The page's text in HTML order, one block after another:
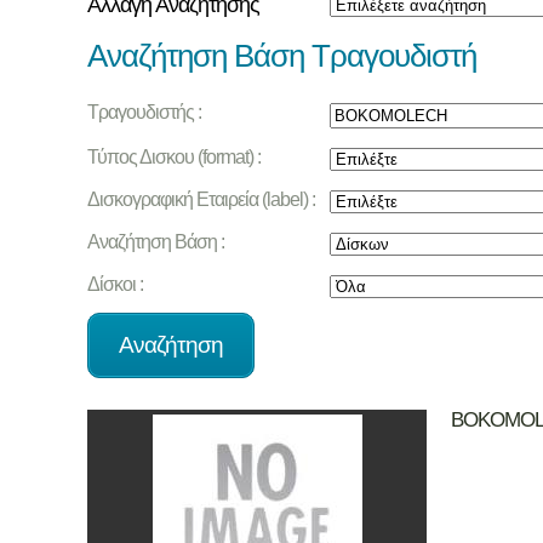
Αλλαγή Αναζήτησης
Αναζήτηση Βάση Τραγουδιστή
Τραγουδιστής :
Τύπος Δισκου (format) :
Δισκογραφική Εταιρεία (label) :
Αναζήτηση Βάση :
Δίσκοι :